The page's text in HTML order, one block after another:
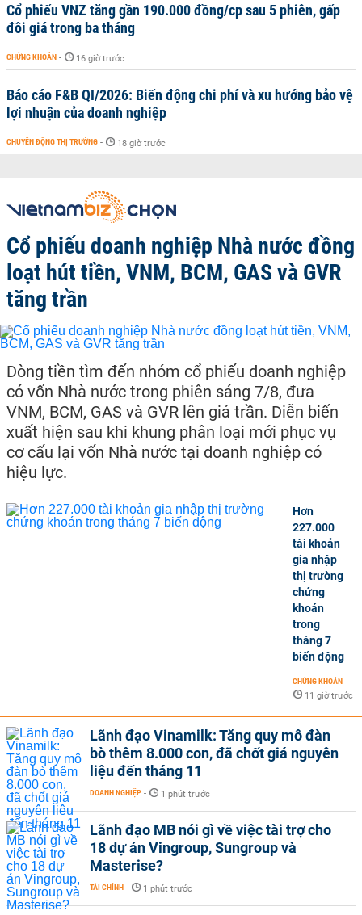
Cổ phiếu VNZ tăng gần 190.000 đồng/cp sau 5 phiên, gấp
đôi giá trong ba tháng
CHỨNG KHOÁN - 16 giờ trước
Báo cáo F&B QI/2026: Biến động chi phí và xu hướng bảo vệ
lợi nhuận của doanh nghiệp
CHUYỂN ĐỘNG THỊ TRƯỜNG - 18 giờ trước
Cổ phiếu doanh nghiệp Nhà nước đồng
loạt hút tiền, VNM, BCM, GAS và GVR
tăng trần
Dòng tiền tìm đến nhóm cổ phiếu doanh nghiệp
có vốn Nhà nước trong phiên sáng 7/8, đưa
VNM, BCM, GAS và GVR lên giá trần. Diễn biến
xuất hiện sau khi khung phân loại mới phục vụ
cơ cấu lại vốn Nhà nước tại doanh nghiệp có
hiệu lực.
Hơn
227.000
tài khoản
gia nhập
thị trường
chứng
khoán
trong
tháng 7
biến động
CHỨNG KHOÁN -
11 giờ trước
Lãnh đạo Vinamilk: Tăng quy mô đàn
bò thêm 8.000 con, đã chốt giá nguyên
liệu đến tháng 11
DOANH NGHIỆP - 1 phút trước
Lãnh đạo MB nói gì về việc tài trợ cho
18 dự án Vingroup, Sungroup và
Masterise?
TÀI CHÍNH - 1 phút trước